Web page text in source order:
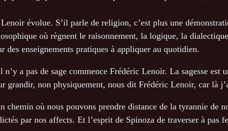
évolue. S’il parle de religion, c’est plus une
où règnent le raisonnement, la logique, la
des enseignements pratiques à appliquer au quotidien.
a pas de sage commence Frédéric Lenoir. La sagesse
grandir, non physiquement, nous dit Frédéric Lenoir, car là
chemin où nous pouvons prendre distance de la tyrannie de
par nos affects. Et l’esprit de Spinoza de traverser à pas